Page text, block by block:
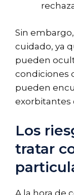
Sin
cuidado, ya
pueden
condiciones
pueden
exorbitantes
Los
tratar